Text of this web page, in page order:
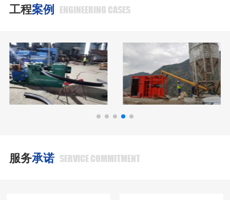
工程案例 ENGINEERING CASES
服务承诺 SERVICE COMMITMENT